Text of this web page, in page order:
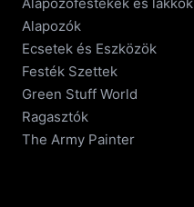
Alapozók
Ecsetek és Eszközök
Festék Szettek
Green Stuff World
Ragasztók
The Army Painter